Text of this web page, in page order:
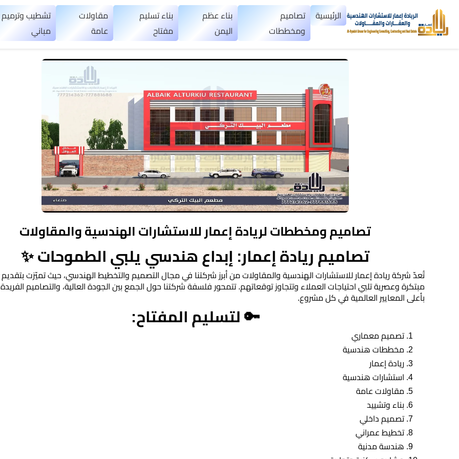
الرئيسية
تصاميم
ومخططات
بناء عظم
اليمن
بناء تسليم
مفتاح
مقاولات
عامة
تشطيب وترميم
مباني
×
تصاميم ومخططات لريادة إعمار للاستشارات الهندسية والمقاولات
تصاميم ريادة إعمار: إبداع هندسي يلبي الطموحات ✨
​تُعدّ شركة ريادة إعمار للاستشارات الهندسية والمقاولات من أبرز شركتنا في مجال التصميم والتخطيط الهندسي، حيث تميّزت
مبتكرة وعصرية تلبي احتياجات العملاء وتتجاوز توقعاتهم. تتمحور فلسفة شركتنا حول الجمع بين الجودة العالية، والتصاميم الفريدة،
بأعلى المعايير العالمية في كل مشروع.
​🔑 لتسليم المفتاح:
​تصميم معماري
​مخططات هندسية
​ريادة إعمار
​استشارات هندسية
​مقاولات عامة
​بناء وتشييد
​تصميم داخلي
​تخطيط عمراني
​هندسة مدنية